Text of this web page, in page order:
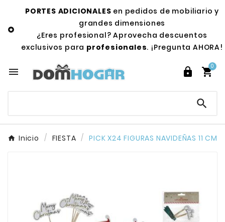

PORTES ADICIONALES en pedidos de mobiliario y
grandes dimensiones
¿Eres profesional? Aprovecha descuentos
exclusivos para profesionales. ¡Pregunta AHORA!
  
0

Inicio FIESTA PICK X24 FIGURAS NAVIDEÑAS 11 CM